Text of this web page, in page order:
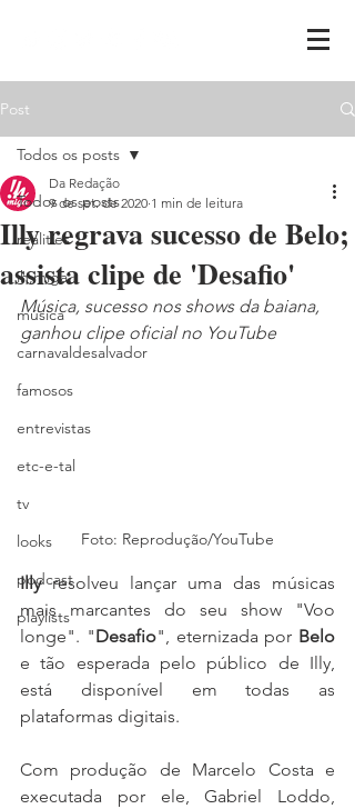
Post
Todos os posts
realities
ih,miga
música
carnavaldesalvador
famosos
entrevistas
etc-e-tal
tv
looks
podcast
playlists
Todos os posts
Illy regrava sucesso de Belo;
assista clipe de 'Desafio'
Da Redação
9 de set. de 2020 1 min de leitura
Música, sucesso nos shows da baiana,
ganhou clipe oficial no YouTube
Foto: Reprodução/YouTube
Illy resolveu lançar uma das músicas
mais marcantes do seu show "Voo
longe". "Desafio", eternizada por Belo
e tão esperada pelo público de Illy,
está disponível em todas as
plataformas digitais.
Com produção de Marcelo Costa e
executada por ele, Gabriel Loddo,